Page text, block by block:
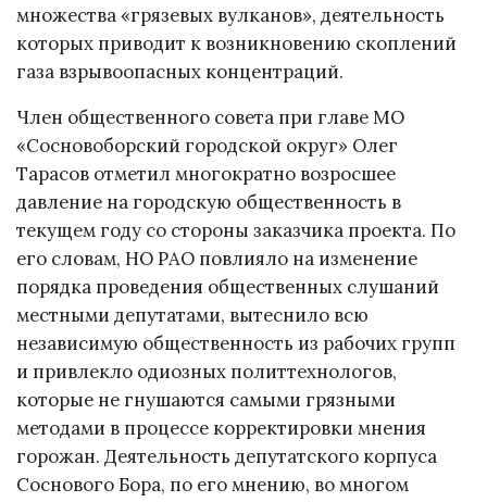
множества «грязевых вулканов», деятельность
которых приводит к возникновению скоплений
газа взрывоопасных концентраций.
Член общественного совета при главе МО
«Сосновоборский городской округ» Олег
Тарасов отметил многократно возросшее
давление на городскую общественность в
текущем году со стороны заказчика проекта. По
его словам, НО РАО повлияло на изменение
порядка проведения общественных слушаний
местными депутатами, вытеснило всю
независимую общественность из рабочих групп
и привлекло одиозных политтехнологов,
которые не гнушаются самыми грязными
методами в процессе корректировки мнения
горожан. Деятельность депутатского корпуса
Соснового Бора, по его мнению, во многом